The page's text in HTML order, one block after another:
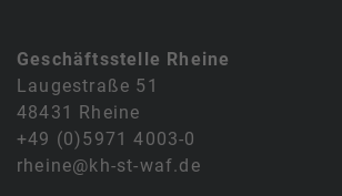
Geschäftsstelle Rheine
Laugestraße 51
48431 Rheine
+49 (0)5971 4003-0
rheine@kh-st-waf.de